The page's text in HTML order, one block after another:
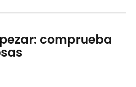
comprueba